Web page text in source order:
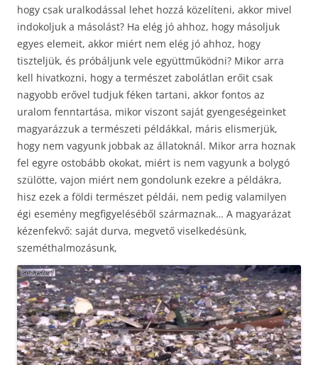
hogy csak uralkodással lehet hozzá közelíteni, akkor mivel
indokoljuk a másolást? Ha elég jó ahhoz, hogy másoljuk
egyes elemeit, akkor miért nem elég jó ahhoz, hogy
tiszteljük, és próbáljunk vele együttműködni? Mikor arra
kell hivatkozni, hogy a természet zabolátlan erőit csak
nagyobb erővel tudjuk féken tartani, akkor fontos az
uralom fenntartása, mikor viszont saját gyengeségeinket
magyarázzuk a természeti példákkal, máris elismerjük,
hogy nem vagyunk jobbak az állatoknál. Mikor arra hoznak
fel egyre ostobább okokat, miért is nem vagyunk a bolygó
szülötte, vajon miért nem gondolunk ezekre a példákra,
hisz ezek a földi természet példái, nem pedig valamilyen
égi esemény megfigyeléséből származnak… A magyarázat
kézenfekvő: saját durva, megvető viselkedésünk,
szeméthalmozásunk,